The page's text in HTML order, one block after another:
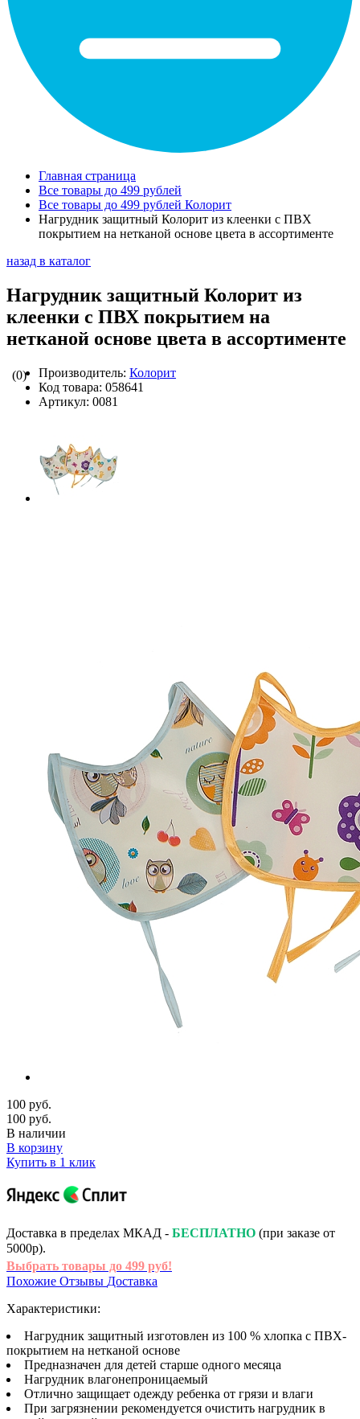
Главная страница
Все товары до 499 рублей
Все товары до 499 рублей Колорит
Нагрудник защитный Колорит из клеенки с ПВХ
покрытием на нетканой основе цвета в ассортименте
назад в каталог
Нагрудник защитный Колорит из
клеенки с ПВХ покрытием на
нетканой основе цвета в ассортименте
(0) Производитель: Колорит
Код товара: 058641
Артикул: 0081
100 руб.
100 руб.
В наличии
В корзину
Купить в 1 клик
Доставка в пределах МКАД - БЕСПЛАТНО (при заказе от
5000р).
Выбрать товары до 499 руб!
Похожие Отзывы Доставка
Характеристики:
Нагрудник защитный изготовлен из 100 % хлопка с ПВХ-
покрытием на нетканой основе
Предназначен для детей старше одного месяца
Нагрудник влагонепроницаемый
Отлично защищает одежду ребенка от грязи и влаги
При загрязнении рекомендуется очистить нагрудник в